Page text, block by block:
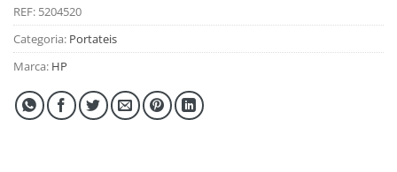
REF: 5204520
Categoria: Portateis
Marca: HP